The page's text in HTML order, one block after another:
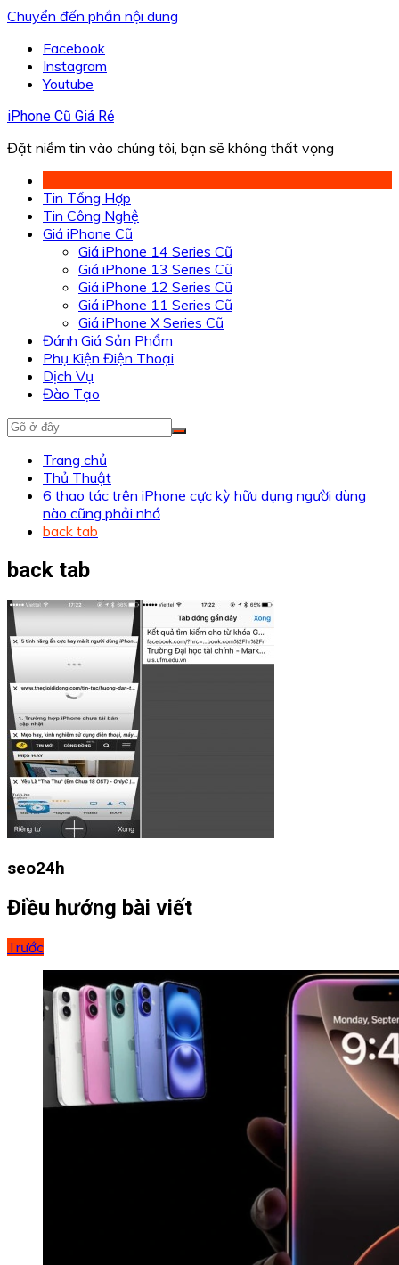
Chuyển đến phần nội dung
Facebook
Instagram
Youtube
iPhone Cũ Giá Rẻ
Đặt niềm tin vào chúng tôi, bạn sẽ không thất vọng
Tin Tổng Hợp
Tin Công Nghệ
Giá iPhone Cũ
Giá iPhone 14 Series Cũ
Giá iPhone 13 Series Cũ
Giá iPhone 12 Series Cũ
Giá iPhone 11 Series Cũ
Giá iPhone X Series Cũ
Đánh Giá Sản Phẩm
Phụ Kiện Điện Thoại
Dịch Vụ
Đào Tạo
Trang chủ
Thủ Thuật
6 thao tác trên iPhone cực kỳ hữu dụng người dùng
nào cũng phải nhớ
back tab
back tab
seo24h
Điều hướng bài viết
Trước